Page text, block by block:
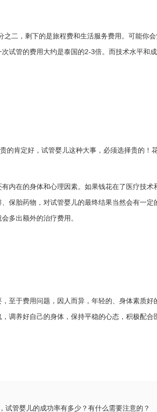
二，剩下的是旅程费和生活服务费用。可能你
试管的费用大约是泰国的2-3倍。而技术水平和
的肯定好，试管婴儿这种大事，必须选择贵的！
内在的身体和心理因素。如果钱花在了医疗技术
保胎药物，对试管婴儿的最终结果当然会有一定
多出额外的治疗费用。
至于费用问题，因人而异，年轻的、身体素质好
调养好自己的身体，保持平稳的心态，积极配合
试管婴儿的成功率有多少？有什么需要注意的？